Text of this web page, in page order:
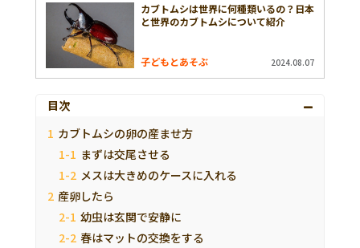
カブトムシは世界に何種類いるの？日本
と世界のカブトムシについて紹介
子どもとあそぶ 2024.08.07
目次
カブトムシの卵の産ませ方
まずは交尾させる
メスは大きめのケースに入れる
産卵したら
幼虫は玄関で安静に
春はマットの交換をする